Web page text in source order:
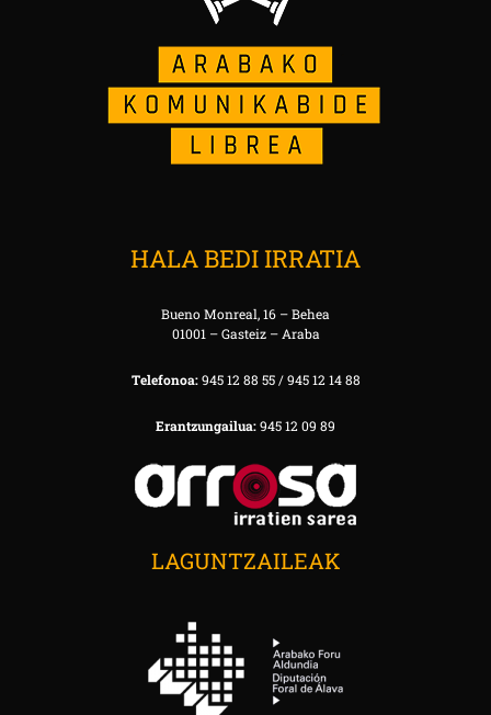
HALA BEDI IRRATIA
Bueno Monreal, 16 – Behea
01001 – Gasteiz – Araba
Telefonoa:945 12 88 55 / 945 12 14 88
Erantzungailua:945 12 09 89
LAGUNTZAILEAK